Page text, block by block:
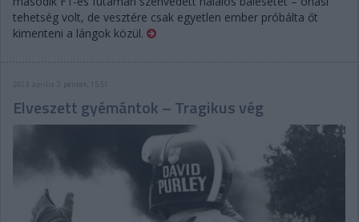
tehetség volt, de vesztére csak egyetlen ember próbálta őt
kimenteni a lángok közül.
2023. április 7. péntek, 15:51
Elveszett gyémántok – Tragikus vég